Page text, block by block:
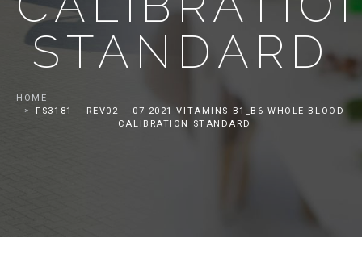
STANDARD
HOME
FS3181 – REV02 – 07-2021 VITAMINS B1_B6 WHOLE BLOOD
CALIBRATION STANDARD